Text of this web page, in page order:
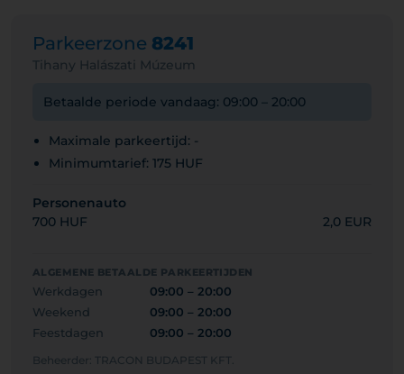
Parkeerzone 8241
Tihany Halászati Múzeum
Betaalde periode vandaag: 09:00 – 20:00
Maximale parkeertijd: -
Minimumtarief: 175 HUF
Personenauto
700 HUF
2,0 EUR
ALGEMENE BETAALDE PARKEERTIJDEN
Werkdagen
09:00 – 20:00
Weekend
09:00 – 20:00
Feestdagen
09:00 – 20:00
Beheerder: TRACON BUDAPEST KFT.